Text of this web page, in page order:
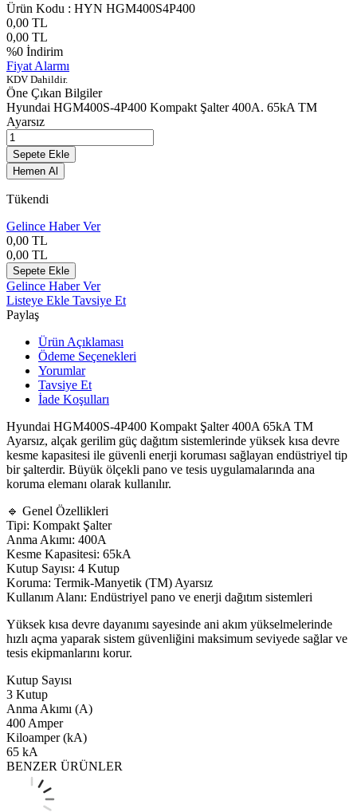
Ürün Kodu : HYN HGM400S4P400
0,00 TL
0,00 TL
%0 İndirim
Fiyat Alarmı
KDV Dahildir.
Öne Çıkan Bilgiler
Hyundai HGM400S-4P400 Kompakt Şalter 400A. 65kA TM
Ayarsız
Sepete Ekle
Hemen Al
Tükendi
Gelince Haber Ver
0,00 TL
0,00 TL
Sepete Ekle
Gelince Haber Ver
Listeye Ekle Tavsiye Et
Paylaş
Ürün Açıklaması
Ödeme Seçenekleri
Yorumlar
Tavsiye Et
İade Koşulları
Hyundai HGM400S-4P400 Kompakt Şalter 400A 65kA TM
Ayarsız, alçak gerilim güç dağıtım sistemlerinde yüksek kısa devre
kesme kapasitesi ile güvenli enerji koruması sağlayan endüstriyel tip
bir şalterdir. Büyük ölçekli pano ve tesis uygulamalarında ana
koruma elemanı olarak kullanılır.
🔹 Genel Özellikleri
Tipi: Kompakt Şalter
Anma Akımı: 400A
Kesme Kapasitesi: 65kA
Kutup Sayısı: 4 Kutup
Koruma: Termik-Manyetik (TM) Ayarsız
Kullanım Alanı: Endüstriyel pano ve enerji dağıtım sistemleri
Yüksek kısa devre dayanımı sayesinde ani akım yükselmelerinde
hızlı açma yaparak sistem güvenliğini maksimum seviyede sağlar ve
tesis ekipmanlarını korur.
Kutup Sayısı
3 Kutup
Anma Akımı (A)
400 Amper
Kiloamper (kA)
65 kA
BENZER ÜRÜNLER